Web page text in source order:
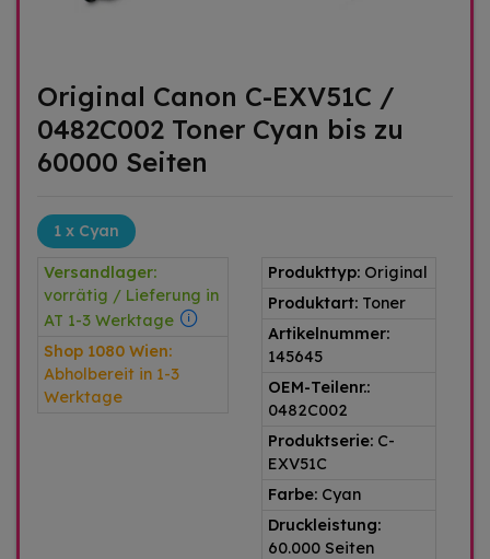
Original Canon C-EXV51C /
0482C002 Toner Cyan bis zu
60000 Seiten
1 x Cyan
Versandlager:
vorrätig / Lieferung in
AT 1-3 Werktage
Shop 1080 Wien:
Abholbereit in 1-3
Werktage
Produkttyp: Original
Produktart: Toner
Artikelnummer:
145645
OEM-Teilenr.:
0482C002
Produktserie: C-
EXV51C
Farbe: Cyan
Druckleistung:
60.000 Seiten